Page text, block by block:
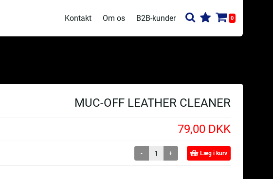
Kontakt Om os B2B-kunder 0
MUC-OFF LEATHER CLEANER
79,00 DKK
- + Læg i kurv